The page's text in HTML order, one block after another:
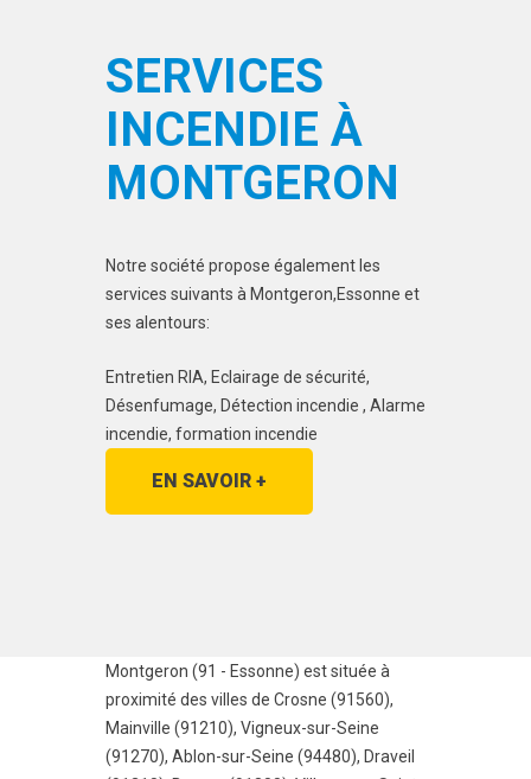
SERVICES
INCENDIE À
MONTGERON
Notre société propose également les
services suivants à Montgeron,Essonne et
ses alentours:
Entretien RIA, Eclairage de sécurité,
Désenfumage, Détection incendie , Alarme
incendie, formation incendie
EN SAVOIR +
Montgeron (91 - Essonne) est située à
proximité des villes de Crosne (91560),
Mainville (91210), Vigneux-sur-Seine
(91270), Ablon-sur-Seine (94480), Draveil